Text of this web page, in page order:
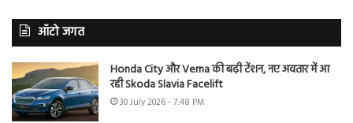
ऑटो जगत
Honda City और Verna की बढ़ी टेंशन, नए अवतार में आ
रही Skoda Slavia Facelift
30 July 2026 - 7:48 PM